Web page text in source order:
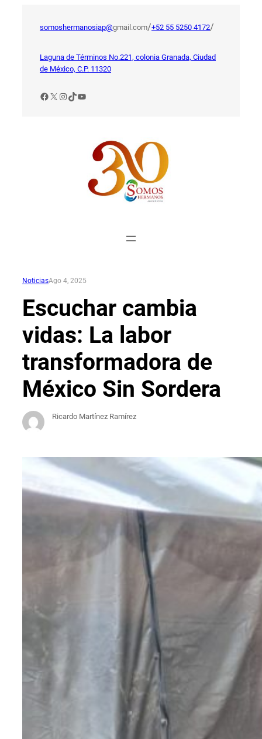
somoshermanosiap@gmail.com/+52 55 5250 4172/
Laguna de Términos No.221, colonia Granada, Ciudad
de México, C.P. 11320
Facebook
X Instagram
TikTok
YouTube
NoticiasAgo 4, 2025
Escuchar cambia
vidas: La labor
transformadora de
México Sin Sordera
Ricardo Martínez Ramírez